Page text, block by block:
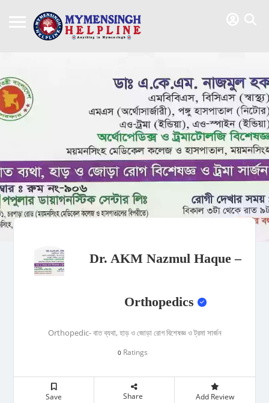
Dr. AKM Nazmul Haque –
Orthopedics
Orthopedic- বাত ব্যথা, হাড় ও জোড়া রোগ বিশেষজ্ঞ ও ট্রমা সার্জন
0 Ratings
Save Share Add Review